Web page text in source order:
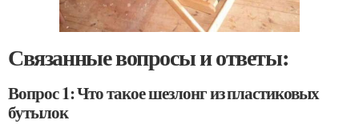
Связанные вопросы и ответы:
Вопрос 1: Что такое шезлонг из пластиковых
бутылок